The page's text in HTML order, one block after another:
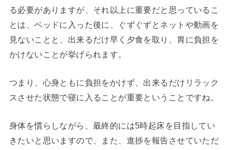
る必要がありますが、それ以上に重要だと思っているこ
とは、ベッドに入った後に、ぐずぐずとネットや動画を
見ないことと、出来るだけ早く夕食を取り、胃に負担を
かけないことが挙げられます。
つまり、心身ともに負担をかけず、出来るだけリラック
スさせた状態で寝に入ることが重要ということですね。
身体を慣らしながら、最終的には5時起床を目指してい
きたいと思いますので、また、進捗を報告させていただ